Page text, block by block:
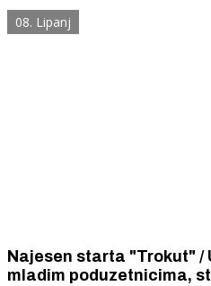
iz Maroka
08. Lipanj
Najesen starta "Trokut" / Upućen poziv tvrtkama,
mladim poduzetnicima,